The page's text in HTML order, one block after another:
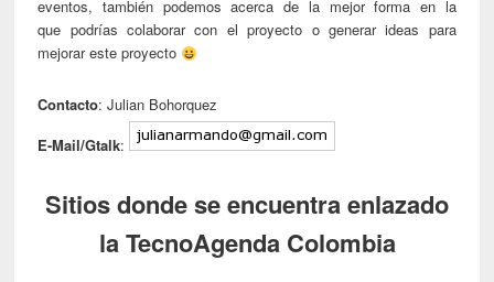
eventos, también podemos acerca de la mejor forma en la
que podrías colaborar con el proyecto o generar ideas para
mejorar este proyecto
Contacto: Julian Bohorquez
E-Mail/Gtalk:
Sitios donde se encuentra enlazado
la TecnoAgenda Colombia